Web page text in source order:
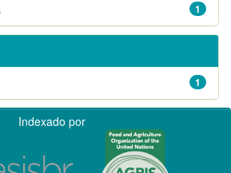
1
1
Indexado por